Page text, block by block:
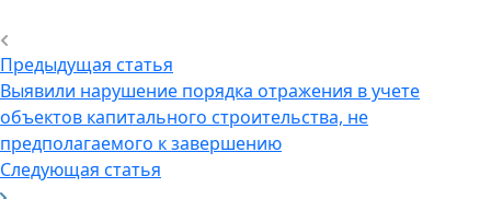
Предыдущая статья
Выявили нарушение порядка отражения в учете
объектов капитального строительства, не
предполагаемого к завершению
Следующая статья